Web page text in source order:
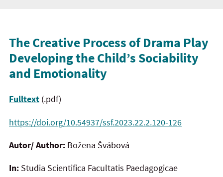
The Creative Process of Drama Play
Developing the Child’s Sociability
and Emotionality
Fulltext (.pdf)
https://doi.org/10.54937/ssf.2023.22.2.120-126
Autor/ Author: Božena Švábová
In: Studia Scientifica Facultatis Paedagogicae